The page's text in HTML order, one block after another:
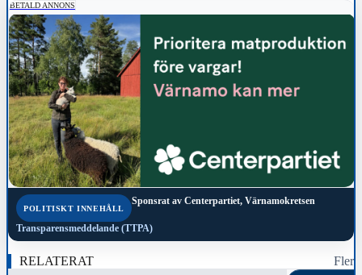
BETALD ANNONS
POLITISKT INNEHÅLL
Sponsrat av Centerpartiet, Värnamokretsen
Transparensmeddelande (TTPA)
RELATERAT Fler